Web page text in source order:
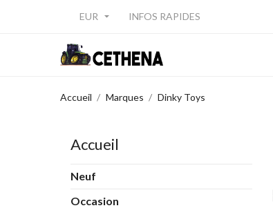
EUR  INFOS RAPIDES
Accueil Marques Dinky Toys
Accueil
Neuf
Occasion